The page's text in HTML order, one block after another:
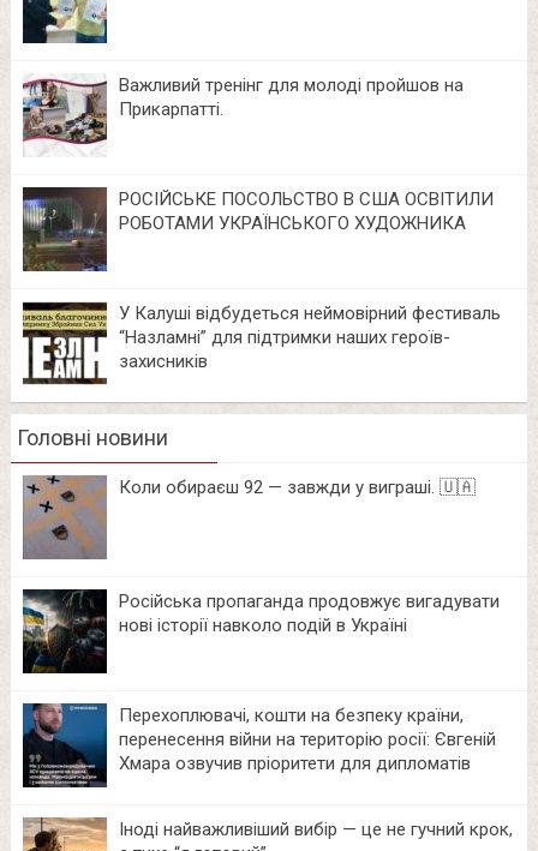
Важливий тренінг для молоді пройшов на
Прикарпатті.
РОСІЙСЬКЕ ПОСОЛЬСТВО В США ОСВІТИЛИ
РОБОТАМИ УКРАЇНСЬКОГО ХУДОЖНИКА
У Калуші відбудеться неймовірний фестиваль
“Назламні” для підтримки наших героїв-
захисників
Головні новини
Коли обираєш 92 — завжди у виграші. 🇺🇦
Російська пропаганда продовжує вигадувати
нові історії навколо подій в Україні
Перехоплювачі, кошти на безпеку країни,
перенесення війни на територію росії: Євгеній
Хмара озвучив пріоритети для дипломатів
Іноді найважливіший вибір — це не гучний крок,